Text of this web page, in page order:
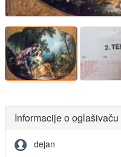
Informacije o oglašivaču
dejan